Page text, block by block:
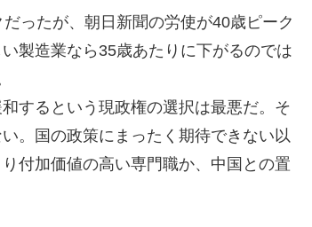
ったが、朝日新聞の労使が40歳ピーク
製造業なら35歳あたりに下がるのでは
するという現政権の選択は最悪だ。そ
。国の政策にまったく期待できない以
付加価値の高い専門職か、中国との置